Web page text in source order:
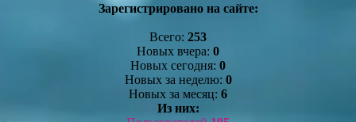
Зарегистрировано на сайте:
Всего: 253
Новых вчера: 0
Новых сегодня: 0
Новых за неделю: 0
Новых за месяц: 6
Из них: